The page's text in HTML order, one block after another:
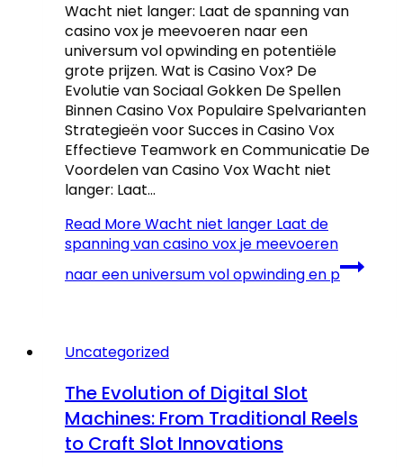
Wacht niet langer: Laat de spanning van
casino vox je meevoeren naar een
universum vol opwinding en potentiële
grote prijzen. Wat is Casino Vox? De
Evolutie van Sociaal Gokken De Spellen
Binnen Casino Vox Populaire Spelvarianten
Strategieën voor Succes in Casino Vox
Effectieve Teamwork en Communicatie De
Voordelen van Casino Vox Wacht niet
langer: Laat…
Read MoreWacht niet langer Laat de
spanning van casino vox je meevoeren
naar een universum vol opwinding en p
Uncategorized
The Evolution of Digital Slot
Machines: From Traditional Reels
to Craft Slot Innovations